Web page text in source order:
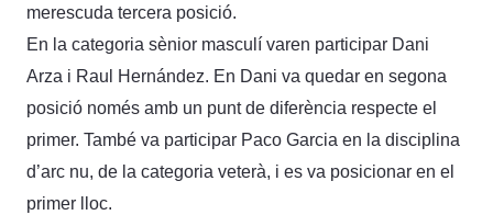
merescuda tercera posició.
En la categoria sènior masculí varen participar Dani
Arza i Raul Hernández. En Dani va quedar en segona
posició només amb un punt de diferència respecte el
primer. També va participar Paco Garcia en la disciplina
d’arc nu, de la categoria veterà, i es va posicionar en el
primer lloc.